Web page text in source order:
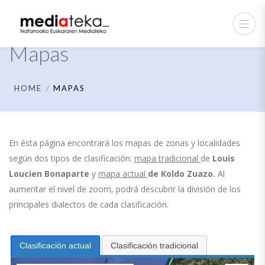
Mapas
HOME MAPAS
En ésta página encontrará los mapas de zonas y localidades
según dos tipos de clasificación: mapa tradicional de Louis
Loucien Bonaparte y mapa actual de Koldo Zuazo. Al
aumentar el nivel de zoom, podrá descubrir la división de los
principales dialectos de cada clasificación.
Clasificación actual Clasificación tradicional